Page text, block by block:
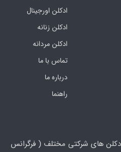
ادکلن اورجینال
ادکلن زنانه
ادکلن مردانه
تماس با ما
درباره ما
راهنما
ادکلن های شرکتی مختلف ( فرگرانس